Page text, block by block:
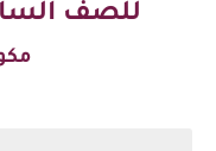
للصف
مكون